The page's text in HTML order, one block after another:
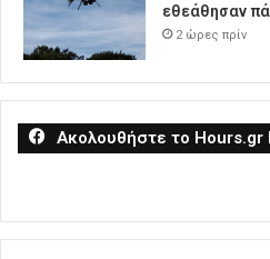
εθεάθησαν
2 ώρες πρίν
Ακολουθήστε το Hours.gr